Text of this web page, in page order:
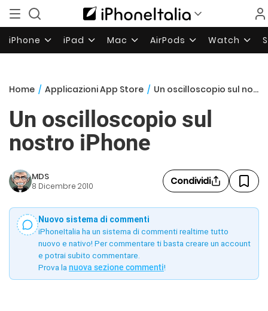
iPhone iPad Mac AirPods Watch
Home / Applicazioni App Store / Un oscilloscopio sul nostro iPhone
Un oscilloscopio sul
nostro iPhone
MDS
8 Dicembre 2010 Condividi
Nuovo sistema di commenti
iPhoneItalia ha un sistema di commenti realtime tutto
nuovo e nativo! Per commentare ti basta creare un account
e potrai subito commentare.
Prova la nuova sezione commenti!